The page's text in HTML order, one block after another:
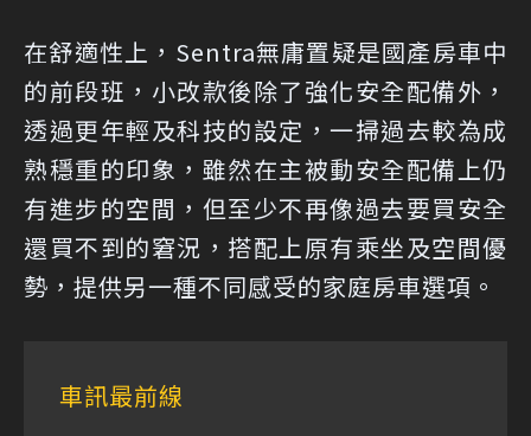
在舒適性上，Sentra無庸置疑是國產房車中
的前段班，小改款後除了強化安全配備外，
透過更年輕及科技的設定，一掃過去較為成
熟穩重的印象，雖然在主被動安全配備上仍
有進步的空間，但至少不再像過去要買安全
還買不到的窘況，搭配上原有乘坐及空間優
勢，提供另一種不同感受的家庭房車選項。
車訊最前線